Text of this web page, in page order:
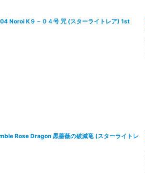
Noroi K９－０４号 咒 (スターライトレア) 1st
Rose Dragon 黒薔薇の破滅竜 (スターライトレ